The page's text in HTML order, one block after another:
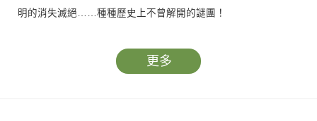
明的消失滅絕……種種歷史上不曾解開的謎團！
更多